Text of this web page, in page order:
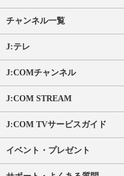
チャンネル一覧
J:テレ
J:COMチャンネル
J:COM STREAM
J:COM TVサービスガイド
イベント・プレゼント